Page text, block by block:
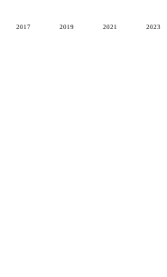
2017 2019 2021 2023